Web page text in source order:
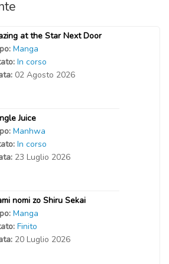
at the Star Next Door
Manga
In corso
02 Agosto 2026
Juice
Manhwa
In corso
23 Luglio 2026
nomi zo Shiru Sekai
Manga
Finito
20 Luglio 2026